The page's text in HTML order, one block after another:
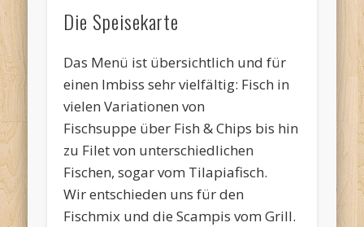
Die Speisekarte
Das Menü ist übersichtlich und für
einen Imbiss sehr vielfältig: Fisch in
vielen Variationen von
Fischsuppe über Fish & Chips bis hin
zu Filet von unterschiedlichen
Fischen, sogar vom Tilapiafisch.
Wir entschieden uns für den
Fischmix und die Scampis vom Grill.